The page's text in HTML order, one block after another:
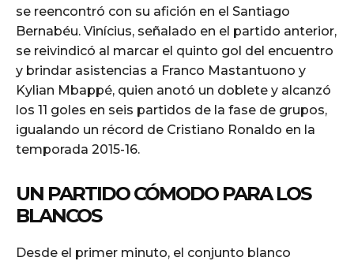
se reencontró con su afición en el Santiago
Bernabéu. Vinícius, señalado en el partido anterior,
se reivindicó al marcar el quinto gol del encuentro
y brindar asistencias a Franco Mastantuono y
Kylian Mbappé, quien anotó un doblete y alcanzó
los 11 goles en seis partidos de la fase de grupos,
igualando un récord de Cristiano Ronaldo en la
temporada 2015-16.
UN PARTIDO CÓMODO PARA LOS
BLANCOS
Desde el primer minuto, el conjunto blanco